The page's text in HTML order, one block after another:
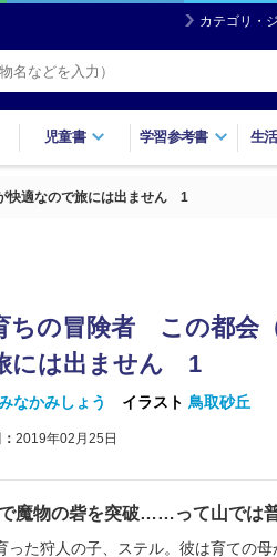
カテゴリ・
児童書 学習参考書 生活
快適なので旅には出ません 1
ちの冒険者 この都会
には出ません 1
なかみしょう イラスト 鳥取砂丘
2019年02月25日
魔物の砦を突破……って山では
った狩人の子、ステル。彼は育ての